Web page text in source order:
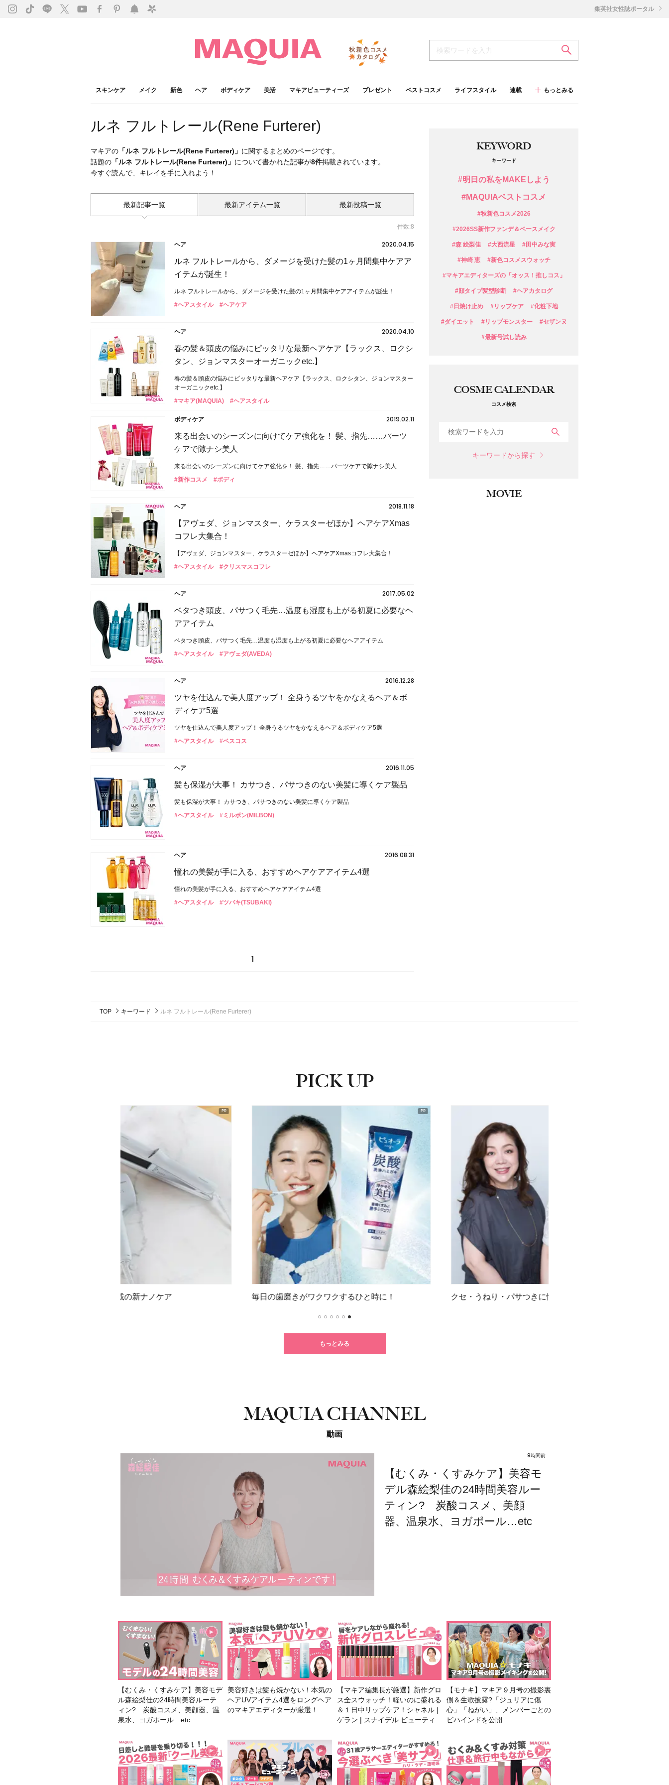
スキンケア メイク 新色 ヘア ボディケア 美活 マキアビューティーズ プレゼント ベストコスメ ライフスタイル 連載 もっとみる
集英社女性誌ポータル
ルネ フルトレール(Rene Furterer)
マキアの 「ルネ フルトレール(Rene Furterer)」 に関するまとめのページです。
話題の 「ルネ フルトレール(Rene Furterer)」 について書かれた記事が8件掲載されています。
今すぐ読んで、キレイを手に入れよう！
最新記事一覧 最新アイテム一覧 最新投稿一覧
件数:8
ヘア
2020.04.15
ルネ フルトレールから、ダメージを受けた髪の1ヶ月間集中ケアア
イテムが誕生！
ルネ フルトレールから、ダメージを受けた髪の1ヶ月間集中ケアアイテムが誕生！
#ヘアスタイル
#ヘアケア
ヘア
2020.04.10
春の髪＆頭皮の悩みにピッタリな最新ヘアケア【ラックス、ロクシ
タン、ジョンマスターオーガニックetc.】
春の髪＆頭皮の悩みにピッタリな最新ヘアケア【ラックス、ロクシタン、ジョンマスター
オーガニックetc.】
#マキア(MAQUIA)
#ヘアスタイル
ボディケア
2019.02.11
来る出会いのシーズンに向けてケア強化を！ 髪、指先……パーツ
ケアで隙ナシ美人
来る出会いのシーズンに向けてケア強化を！ 髪、指先……パーツケアで隙ナシ美人
#新作コスメ
#ボディ
ヘア
2018.11.18
【アヴェダ、ジョンマスター、ケラスターゼほか】ヘアケアXmas
コフレ大集合！
【アヴェダ、ジョンマスター、ケラスターゼほか】ヘアケアXmasコフレ大集合！
#ヘアスタイル
#クリスマスコフレ
ヘア
2017.05.02
ベタつき頭皮、パサつく毛先…温度も湿度も上がる初夏に必要なヘ
アアイテム
ベタつき頭皮、パサつく毛先…温度も湿度も上がる初夏に必要なヘアアイテム
#ヘアスタイル
#アヴェダ(AVEDA)
ヘア
2016.12.28
ツヤを仕込んで美人度アップ！ 全身うるツヤをかなえるヘア＆ボ
ディケア5選
ツヤを仕込んで美人度アップ！ 全身うるツヤをかなえるヘア＆ボディケア5選
#ヘアスタイル
#ベスコス
ヘア
2016.11.05
髪も保湿が大事！ カサつき、パサつきのない美髪に導くケア製品
髪も保湿が大事！ カサつき、パサつきのない美髪に導くケア製品
#ヘアスタイル
#ミルボン(MILBON)
ヘア
2016.08.31
憧れの美髪が手に入る、おすすめヘアケアアイテム4選
憧れの美髪が手に入る、おすすめヘアケアアイテム4選
#ヘアスタイル
#ツバキ(TSUBAKI)
1
KEYWORD
キーワード
#明日の私をMAKEしよう
#MAQUIAベストコスメ
#秋新色コスメ2026
#2026SS新作ファンデ＆ベースメイク
#森 絵梨佳 #大西流星 #田中みな実
#神崎 恵 #新色コスメスウォッチ
#マキアエディターズの「オッス！推しコス」
#顔タイプ髪型診断 #ヘアカタログ
#日焼け止め #リップケア #化粧下地
#ダイエット #リップモンスター #セザンヌ
#最新号試し読み
COSME CALENDAR
コスメ検索
キーワードから探す
MOVIE
TOP キーワード ルネ フルトレール(Rene Furterer)
PICK UP
高浸透ナノイー搭載の新ナノケア 毎日の歯磨きがワクワクするひと時に！ クセ・うねり・パサつきに悩む人必見！
もっとみる
MAQUIA CHANNEL
動画
9時間前
【むくみ・くすみケア】美容モ
デル森絵梨佳の24時間美容ルー
ティン? 炭酸コスメ、美顔
器、温泉水、ヨガポール…etc
【むくみ・くすみケア】美容モデ
ル森絵梨佳の24時間美容ルーテ
ィン? 炭酸コスメ、美顔器、温
泉水、ヨガポール…etc
美容好きは髪も焼かない！本気の
ヘアUVアイテム4選をロングヘア
のマキアエディターが厳選！
【マキア編集長が厳選】新作グロ
ス全スウォッチ！軽いのに盛れる
＆１日中リップケア！シャネル |
ゲラン | スナイデル ビューティ
【モナキ】マキア９月号の撮影裏
側＆生歌披露?「ジュリアに傷
心」「ねがい」、メンバーごとの
ビハインドを公開